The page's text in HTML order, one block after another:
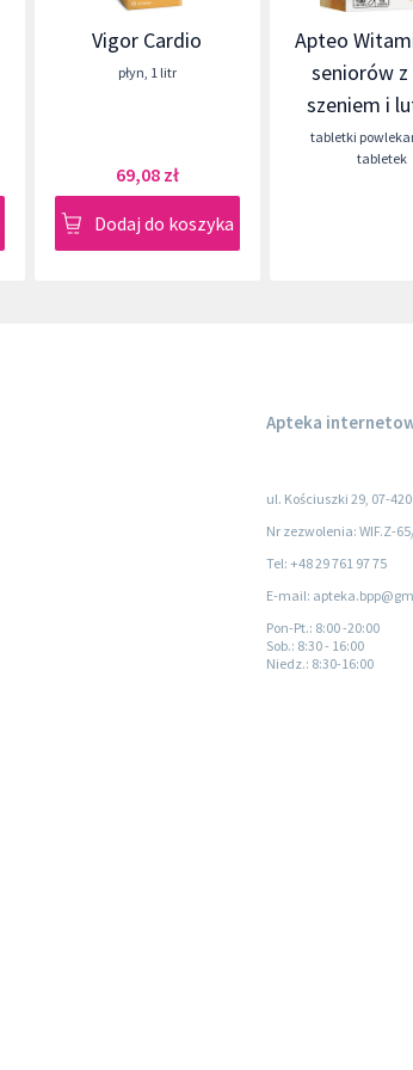
Vigor Cardio
płyn 1 litr
69,08 zł
Dodaj do koszyka
Apteo
seniorów z
szeniem i
tabletki
tabletek
Apteka
ul. Kościuszki 29, 07-
Nr zezwolenia: WIF.Z-
Tel: +48 29 761 97 75
E-mail:
Pon-Pt.: 8:00 -20:00
Sob.: 8:30 - 16:00
Niedz.: 8:30-16:00